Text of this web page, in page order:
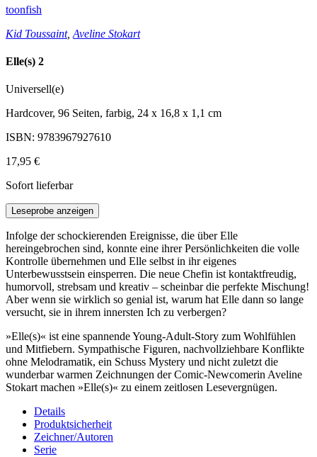
toonfish
Kid Toussaint, Aveline Stokart
Elle(s) 2
Universell(e)
Hardcover, 96 Seiten, farbig, 24 x 16,8 x 1,1 cm
ISBN: 9783967927610
17,95 €
Sofort lieferbar
Leseprobe anzeigen
Infolge der schockierenden Ereignisse, die über Elle
hereingebrochen sind, konnte eine ihrer Persönlichkeiten die volle
Kontrolle übernehmen und Elle selbst in ihr eigenes
Unterbewusstsein einsperren. Die neue Chefin ist kontaktfreudig,
humorvoll, strebsam und kreativ – scheinbar die perfekte Mischung!
Aber wenn sie wirklich so genial ist, warum hat Elle dann so lange
versucht, sie in ihrem innersten Ich zu verbergen?
»Elle(s)« ist eine spannende Young-Adult-Story zum Wohlfühlen
und Mitfiebern. Sympathische Figuren, nachvollziehbare Konflikte
ohne Melodramatik, ein Schuss Mystery und nicht zuletzt die
wunderbar warmen Zeichnungen der Comic-Newcomerin Aveline
Stokart machen »Elle(s)« zu einem zeitlosen Lesevergnügen.
Details
Produktsicherheit
Zeichner/Autoren
Serie